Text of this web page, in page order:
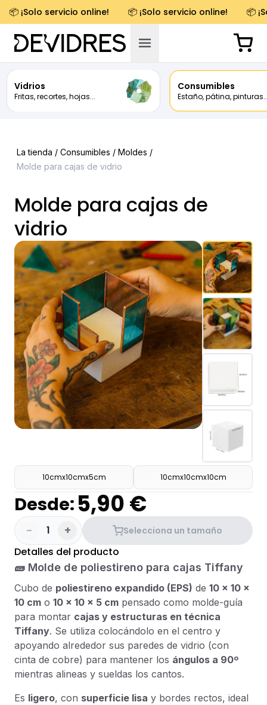
📦 ¡Solo servicio online! 📦 ¡Solo servicio online! 📦
Vidrios
Fritas, recortes, hojas...
Consumibles
Estaño, pátina,
La tienda / Consumibles / Moldes /
Molde para cajas de vidrio
Molde para cajas de
vidrio
10cmx10cmx5cm 10cmx10cmx10cm
Desde: 5,90 €
- 1 + Selecciona un tamaño
Detalles del producto
🧱 Molde de poliestireno para cajas Tiffany
Cubo de poliestireno expandido (EPS) de 10 × 10 ×
10 cm o 10 × 10 × 5 cm pensado como molde-guía
para montar cajas y estructuras en técnica
Tiffany. Se utiliza colocándolo en el centro y
apoyando alrededor sus paredes de vidrio (con
cinta de cobre) para mantener los ángulos a 90º
mientras alineas y sueldas los cantos.
Es ligero, con superficie lisa y bordes rectos, ideal